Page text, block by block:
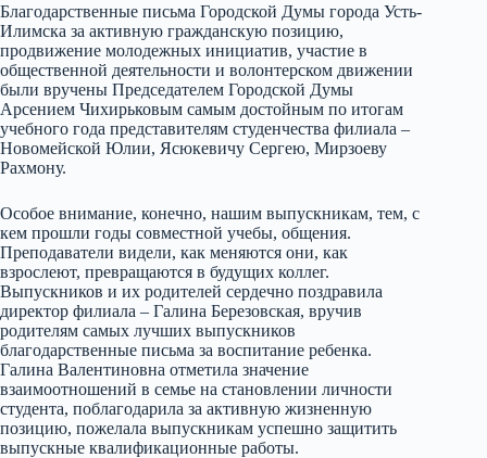
Благодарственные письма Городской Думы города Усть-
Илимска за активную гражданскую позицию,
продвижение молодежных инициатив, участие в
общественной деятельности и волонтерском движении
были вручены Председателем Городской Думы
Арсением Чихирьковым самым достойным по итогам
учебного года представителям студенчества филиала –
Новомейской Юлии, Ясюкевичу Сергею, Мирзоеву
Рахмону.
Особое внимание, конечно, нашим выпускникам, тем, с
кем прошли годы совместной учебы, общения.
Преподаватели видели, как меняются они, как
взрослеют, превращаются в будущих коллег.
Выпускников и их родителей сердечно поздравила
директор филиала – Галина Березовская, вручив
родителям самых лучших выпускников
благодарственные письма за воспитание ребенка.
Галина Валентиновна отметила значение
взаимоотношений в семье на становлении личности
студента, поблагодарила за активную жизненную
позицию, пожелала выпускникам успешно защитить
выпускные квалификационные работы.